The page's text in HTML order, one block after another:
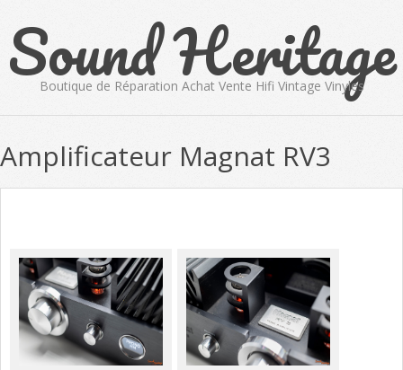
content
Sound Heritage
Boutique de Réparation Achat Vente Hifi Vintage Vinyles
Navigation
Menu
Amplificateur Magnat RV3